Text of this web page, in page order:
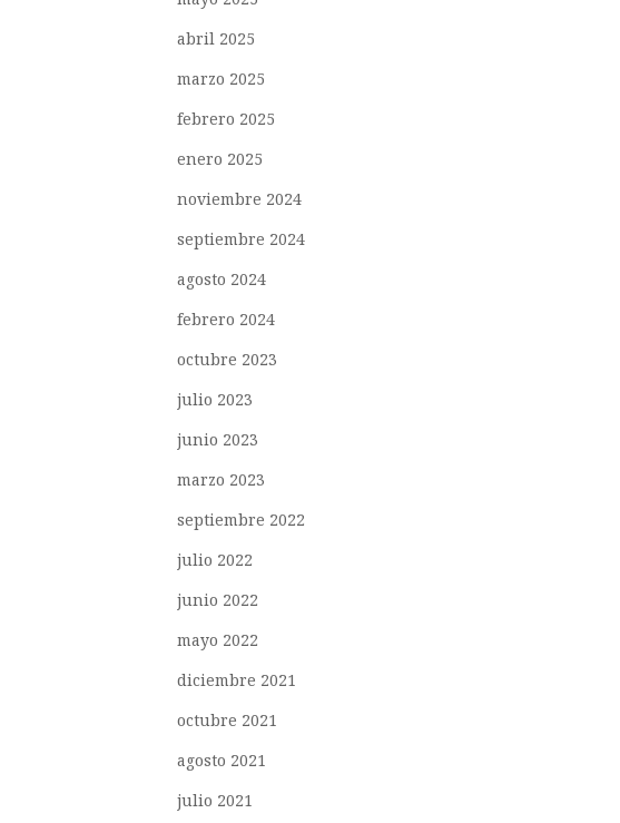
abril 2025
marzo 2025
febrero 2025
enero 2025
noviembre 2024
septiembre 2024
agosto 2024
febrero 2024
octubre 2023
julio 2023
junio 2023
marzo 2023
septiembre 2022
julio 2022
junio 2022
mayo 2022
diciembre 2021
octubre 2021
agosto 2021
julio 2021